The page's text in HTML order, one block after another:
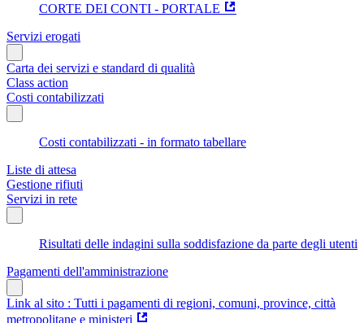
CORTE DEI CONTI - PORTALE
Servizi erogati
Carta dei servizi e standard di qualità
Class action
Costi contabilizzati
Costi contabilizzati - in formato tabellare
Liste di attesa
Gestione rifiuti
Servizi in rete
Risultati delle indagini sulla soddisfazione da parte degli utenti
Pagamenti dell'amministrazione
Link al sito : Tutti i pagamenti di regioni, comuni, province, città
metropolitane e ministeri